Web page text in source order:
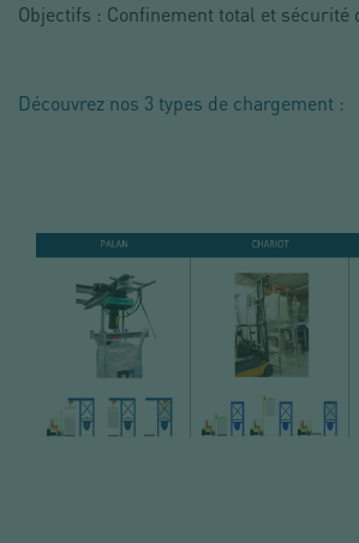
Objectifs : Confinement total et sécurité
Découvrez nos 3 types de chargement :